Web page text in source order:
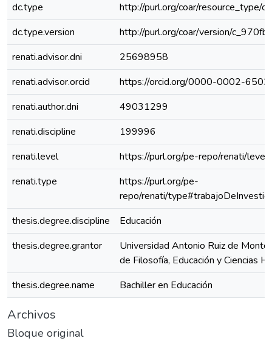
dc.type
http://purl.org/coar/resource_type/
dc.type.version
http://purl.org/coar/version/
renati.advisor.dni
25698958
renati.advisor.orcid
https://orcid.org/0000-0002-
renati.author.dni
49031299
renati.discipline
199996
renati.level
https://purl.org/pe-repo/renati/
renati.type
https://purl.org/pe-
repo/renati/
thesis.degree.discipline
Educación
thesis.degree.grantor
Universidad Antonio Ruiz de
de Filosofía, Educación y Ciencias
thesis.degree.name
Bachiller en Educación
Archivos
Bloque original